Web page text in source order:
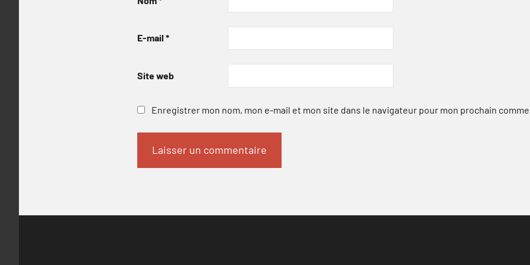
E-mail *
Site web
Enregistrer mon nom, mon e-mail et mon site dans le navigateur pour mon prochain